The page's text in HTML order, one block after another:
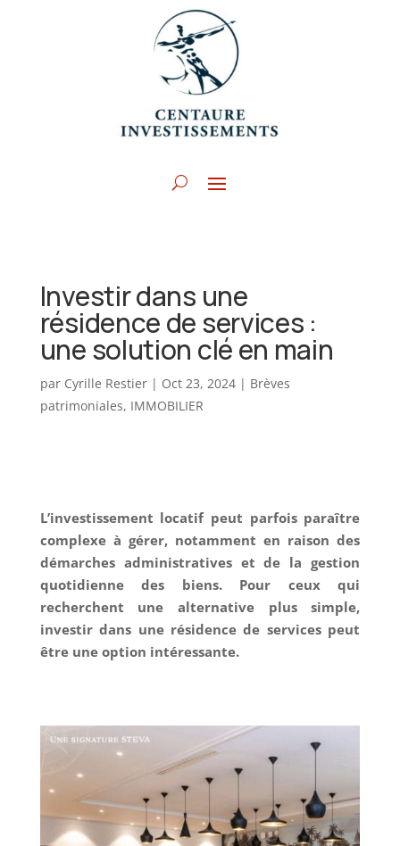
Investir dans une
résidence de services :
une solution clé en main
par Cyrille Restier| Oct 23, 2024| Brèves
patrimoniales, IMMOBILIER
L’investissement locatif peut parfois paraître
complexe à gérer, notamment en raison des
démarches administratives et de la gestion
quotidienne des biens. Pour ceux qui
recherchent une alternative plus simple,
investir dans une résidence de services peut
être une option intéressante.